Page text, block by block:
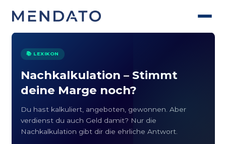
📚 LEXIKON
Nachkalkulation – Stimmt
deine Marge noch?
Du hast kalkuliert, angeboten, gewonnen. Aber
verdienst du auch Geld damit? Nur die
Nachkalkulation gibt dir die ehrliche Antwort.